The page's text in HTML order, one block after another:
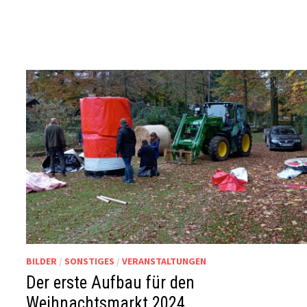
BILDER / SONSTIGES /VERANSTALTUNGEN
Der erste Aufbau für den